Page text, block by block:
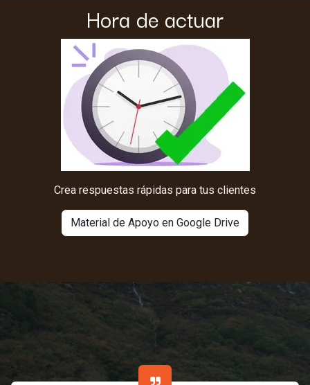
Hora de actuar
Crea respuestas rápidas para tus clientes
Material de Apoyo en Google Drive